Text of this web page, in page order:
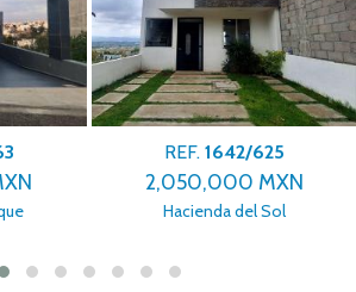
REF. 1642/600
4,350,000 MXN
Hacienda Grande